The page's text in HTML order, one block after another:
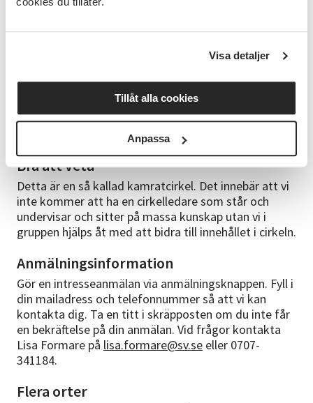
Visa detaljer
Tillåt alla cookies
Anpassa
bok av Lina Liman som heter "Konsten att fejka
läser. Annars får vi se hur vi lägger upp träffarna.
Sökes. Vi behöver någon i gruppen som har hand om
nycklar och sammankallar ifall det blir några
ändringar. Denna personen håller också kontakt med
Vuxenskolans kontaktperson så att vi kan boka lokal.
Bra att veta
Detta är en så kallad kamratcirkel. Det innebär att vi
inte kommer att ha en cirkelledare som står och
undervisar och sitter på massa kunskap utan vi i
gruppen hjälps åt med att bidra till innehållet i cirkeln.
Anmälningsinformation
Gör en intresseanmälan via anmälningsknappen. Fyll i
din mailadress och telefonnummer så att vi kan
kontakta dig. Ta en titt i skräpposten om du inte får
en bekräftelse på din anmälan. Vid frågor kontakta
Lisa Formare på lisa.formare@sv.se eller 0707-
341184.
Flera orter